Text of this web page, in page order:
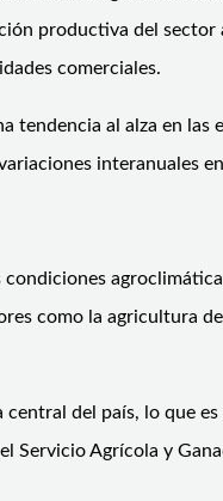
productiva del sector
comerciales.
tendencia al alza en
interanuales
como la agricultura
del país, lo que
Agrícola y